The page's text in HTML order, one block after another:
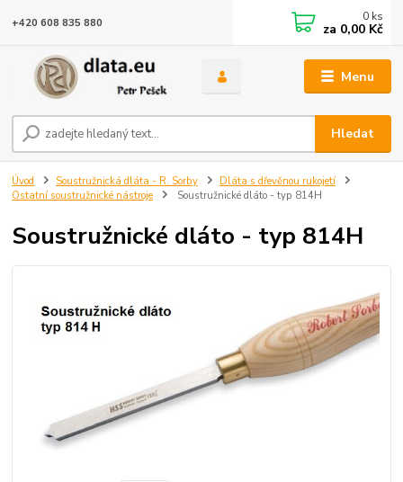
Menu
Hledat
+420 608 835 880 0 ks
za 0,00 Kč
Úvod Soustružnická dláta - R. Sorby
Dláta s dřevěnou rukojetí
Ostatní soustružnické nástroje
Soustružnické dláto - typ 814H
Soustružnické dláto - typ 814H